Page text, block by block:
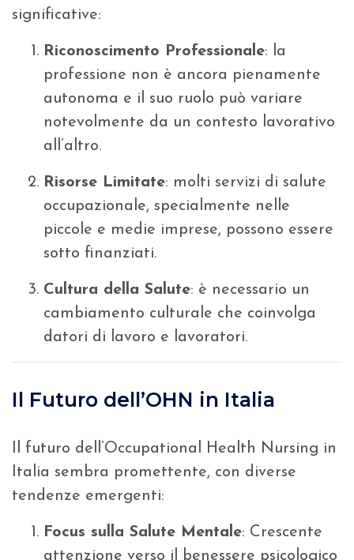
significative:
Riconoscimento Professionale: la
professione non è ancora pienamente
autonoma e il suo ruolo può variare
notevolmente da un contesto lavorativo
all’altro.
Risorse Limitate: molti servizi di salute
occupazionale, specialmente nelle
piccole e medie imprese, possono essere
sotto finanziati.
Cultura della Salute: è necessario un
cambiamento culturale che coinvolga
datori di lavoro e lavoratori.
Il Futuro dell’OHN in Italia
Il futuro dell’Occupational Health Nursing in
Italia sembra promettente, con diverse
tendenze emergenti:
Focus sulla Salute Mentale: Crescente
attenzione verso il benessere psicologico